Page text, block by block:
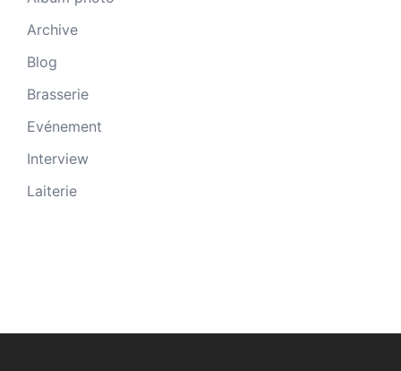
Archive
Blog
Brasserie
Evénement
Interview
Laiterie